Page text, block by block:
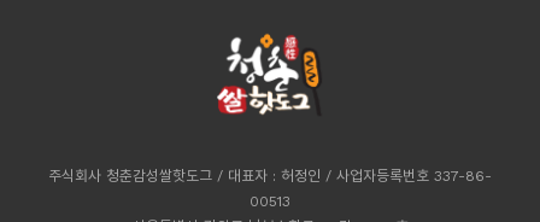
주식회사 청춘감성쌀핫도그 / 대표자 : 허정인 / 사업자등록번호 337-86-
00513